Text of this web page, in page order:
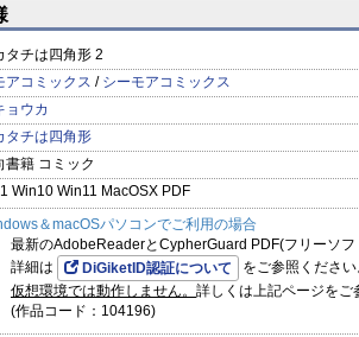
タチは四角形 2
アコミックス / シーモアコミックス
ョウカ
タチは四角形
書籍 コミック
Win10 Win11 MacOSX PDF
＆macOSパソコンでご利用の場合
最新のAdobeReaderとCypherGuard PDF(フリーソ
詳細は
DiGiketID認証について
をご参照くださ
仮想環境では動作しません。 詳しくは上記ページをご
(作品コード：104196)